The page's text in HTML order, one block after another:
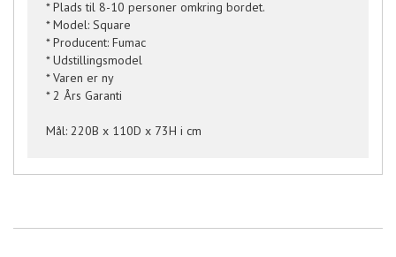
* Plads til 8-10 personer omkring bordet.
* Model: Square
* Producent: Fumac
* Udstillingsmodel
* Varen er ny
* 2 Års Garanti
Mål: 220B x 110D x 73H i cm